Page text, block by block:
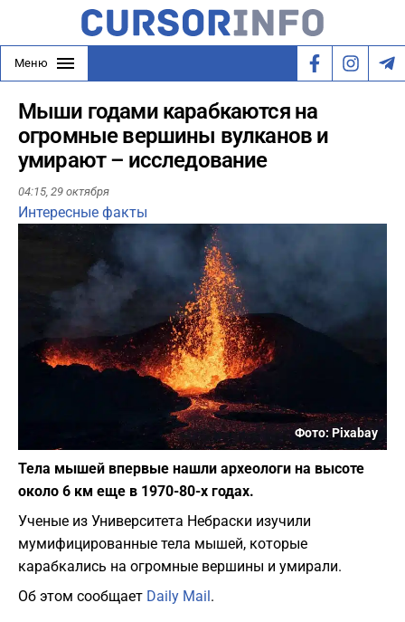
Меню
Мыши годами карабкаются на
огромные вершины вулканов и
умирают – исследование
04:15, 29 октября
Интересные факты
Фото: Pixabay
Тела мышей впервые нашли археологи на высоте
около 6 км еще в 1970-80-х годах.
Ученые из Университета Небраски изучили
мумифицированные тела мышей, которые
карабкались на огромные вершины и умирали.
Об этом сообщает Daily Mail .